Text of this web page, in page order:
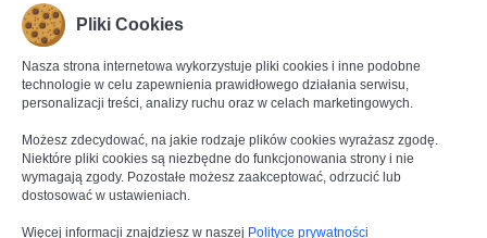
INFORMACJE
Formy Płatności
Dostawa
Zwroty
Gwarancja
POMOC
Pomoc
Regulamin
Polityka Prywatności
Dane kontaktowe
Pliki Cookies
Nasza strona internetowa wykorzystuje pliki cookies i inne podobne
technologie w celu zapewnienia prawidłowego działania serwisu,
personalizacji treści, analizy ruchu oraz w celach marketingowych.
Możesz zdecydować, na jakie rodzaje plików cookies wyrażasz zgodę.
Niektóre pliki cookies są niezbędne do funkcjonowania strony i nie
wymagają zgody. Pozostałe możesz zaakceptować, odrzucić lub
dostosować w ustawieniach.
Więcej informacji znajdziesz w naszej Polityce prywatności